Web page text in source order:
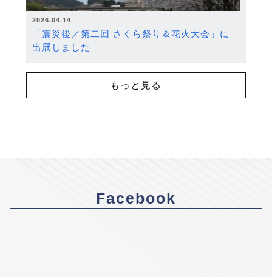
2026.04.14
「震災後／第二回 さくら祭り＆花火大会」に
出展しました
もっと見る
Facebook